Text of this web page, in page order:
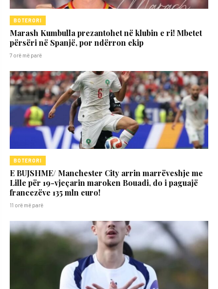
BOTERORI
Marash Kumbulla prezantohet në klubin e ri! Mbetet
përsëri në Spanjë, por ndërron ekip
7 orë më parë
BOTERORI
E BUJSHME/ Manchester City arrin marrëveshje me
Lille për 19-vjeçarin maroken Bouadi, do i paguajë
francezëve 135 mln euro!
11 orë më parë